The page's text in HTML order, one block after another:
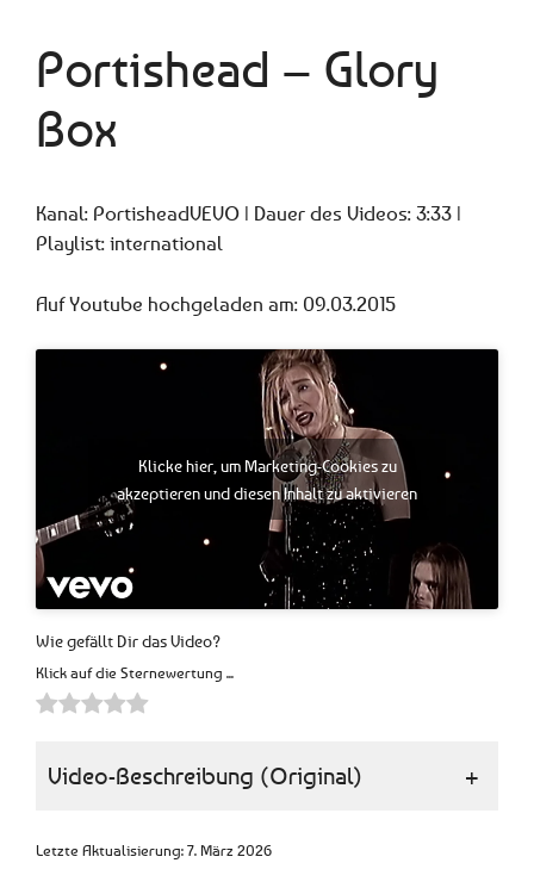
Portishead – Glory
Box
Kanal: PortisheadVEVO | Dauer des Videos: 3:33 |
Playlist: international
Auf Youtube hochgeladen am: 09.03.2015
Klicke hier, um Marketing-Cookies zu
akzeptieren und diesen Inhalt zu aktivieren
Wie gefällt Dir das Video?
Klick auf die Sternewertung ...
Video-Beschreibung (Original) +
Letzte Aktualisierung: 7. März 2026